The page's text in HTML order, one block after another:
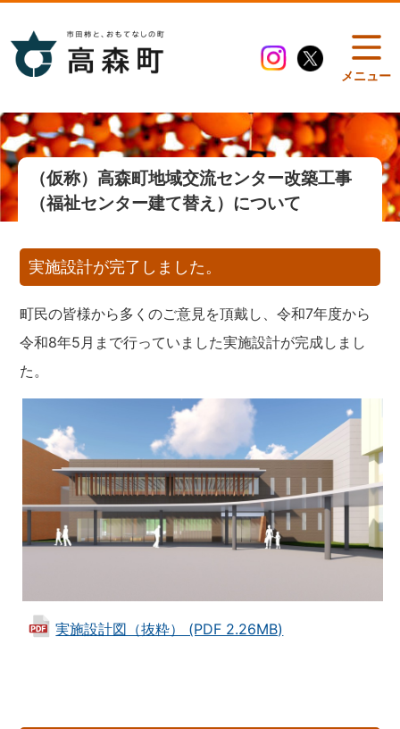
メニュー
（仮称）高森町地域交流センター改築工事
（福祉センター建て替え）について
実施設計が完了しました。
町民の皆様から多くのご意見を頂戴し、令和7年度から
令和8年5月まで行っていました実施設計が完成しまし
た。
実施設計図（抜粋） (PDF 2.26MB)